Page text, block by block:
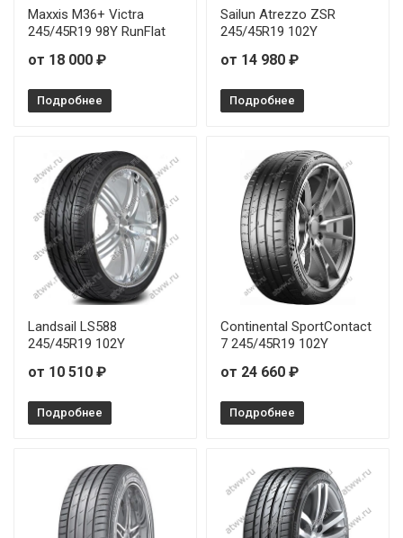
Sonix XSPORT S8 235/45R17 97W
Sonix XSPORT S8 245/35R19 93Y
Sonix XSPORT S8 245/40R19 98W
Sonix XSPORT S8 245/50R18 104W
Sonix XSPORT S8 255/40R18 99W
Sonix XSPORT S8 265/45R20 108W
Sonix XSPORT S8 275/30R20 97Y
Sonix XSPORT S8 275/30R21 98Y
Maxxis M36+ Victra
245/45R19 98Y RunFlat
от 18 000 ₽
Подробнее
Sailun Atrezzo ZSR
245/45R19 102Y
от 14 980 ₽
Подробнее
Landsail LS588
245/45R19 102Y
от 10 510 ₽
Подробнее
Continental SportContact
7 245/45R19 102Y
от 24 660 ₽
Подробнее